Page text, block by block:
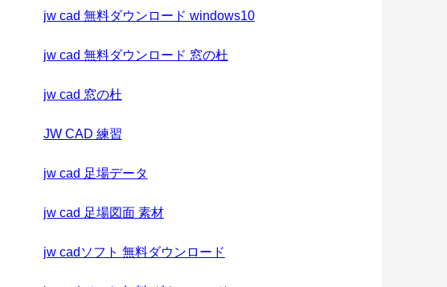
jw cad 無料ダウンロード windows10
jw cad 無料ダウンロード 窓の杜
jw cad 窓の杜
JW CAD 練習
jw cad 足場データ
jw cad 足場図面 素材
jw cadソフト 無料ダウンロード